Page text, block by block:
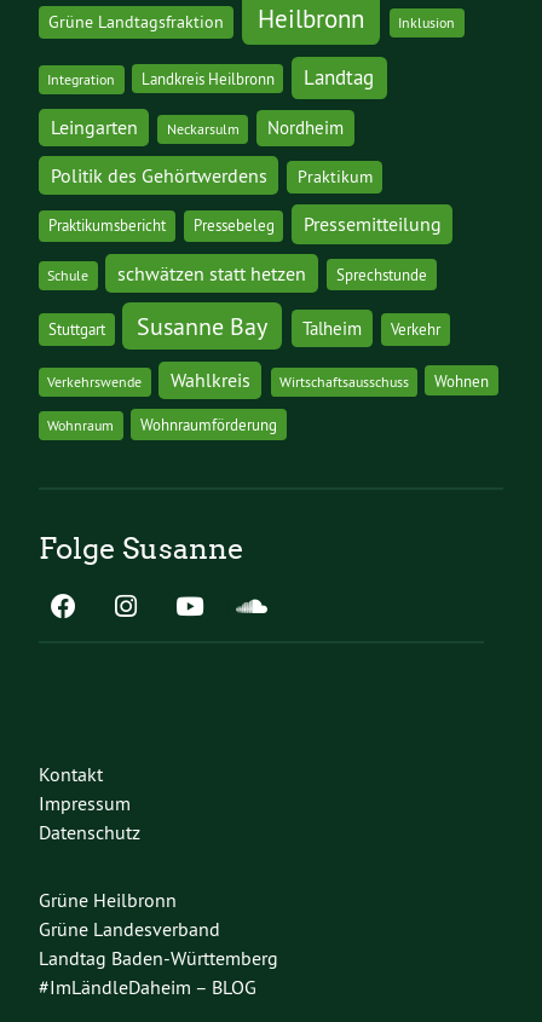
Grüne Landtagsfraktion Heilbronn Inklusion
Integration Landkreis Heilbronn Landtag
Leingarten Neckarsulm Nordheim
Politik des Gehörtwerdens Praktikum
Praktikumsbericht Pressebeleg Pressemitteilung
Schule schwätzen statt hetzen Sprechstunde
Stuttgart Susanne Bay Talheim Verkehr
Verkehrswende Wahlkreis Wirtschaftsausschuss Wohnen
Wohnraum Wohnraumförderung
Folge Susanne
Kontakt
Impressum
Datenschutz
Grüne Heilbronn
Grüne Landesverband
Landtag Baden-Württemberg
#ImLändleDaheim – BLOG